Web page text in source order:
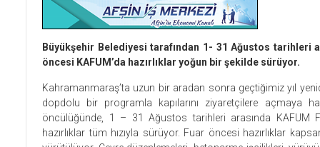
Büyükşehir Belediyesi tarafından 1- 31 Ağustos tarihleri
öncesi KAFUM’da hazırlıklar yoğun bir şekilde sürüyor.
Kahramanmaraş’ta uzun bir aradan sonra geçtiğimiz yıl
dopdolu bir programla kapılarını ziyaretçilere açmaya
öncülüğünde, 1 – 31 Ağustos tarihleri arasında KAFUM
hazırlıklar tüm hızıyla sürüyor. Fuar öncesi hazırlıklar